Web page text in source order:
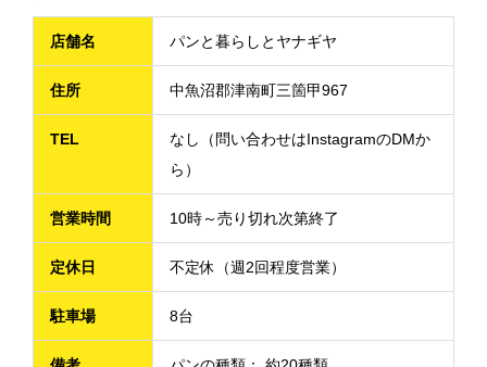
店舗名 パンと暮らしとヤナギヤ
住所 中魚沼郡津南町三箇甲967
TEL
なし（問い合わせはInstagramのDMか
ら）
営業時間 10時～売り切れ次第終了
定休日 不定休（週2回程度営業）
駐車場 8台